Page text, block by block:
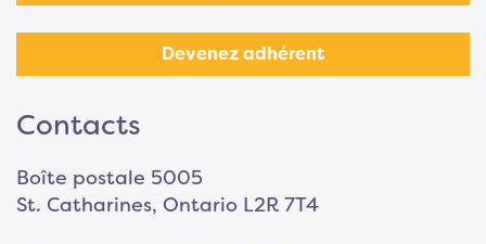
Devenez adhérent
Contacts
Boîte postale 5005
St. Catharines, Ontario L2R 7T4